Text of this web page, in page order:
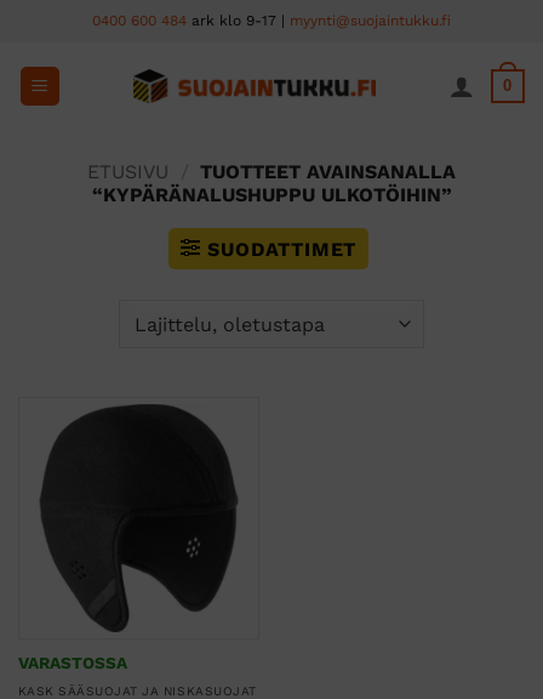
content
0400 600 484 ark klo 9-17 | myynti@suojaintukku.fi
0
ETUSIVU
TUOTTEET AVAINSANALLA
“KYPÄRÄNALUSHUPPU ULKOTÖIHIN”
SUODATTIMET
VARASTOSSA
KASK SÄÄSUOJAT JA NISKASUOJAT